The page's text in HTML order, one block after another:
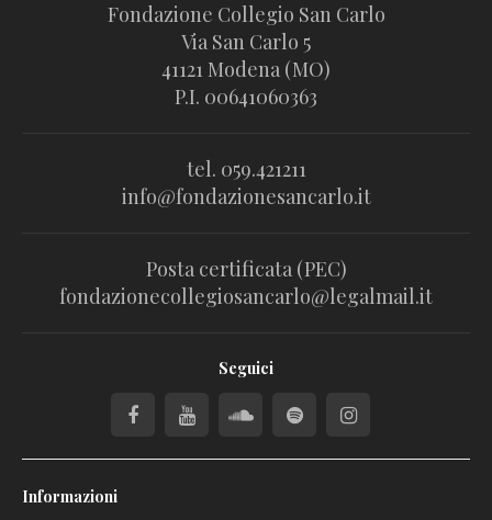
Fondazione Collegio San Carlo
Via San Carlo 5
41121 Modena (MO)
P.I. 00641060363
tel. 059.421211
info@fondazionesancarlo.it
Posta certificata (PEC)
fondazionecollegiosancarlo@legalmail.it
Seguici
Informazioni